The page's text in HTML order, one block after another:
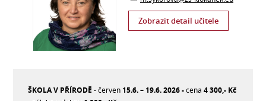
Zobrazit detail učitele
ŠKOLA V PŘÍRODĚ - červen 15.6. – 19.6. 2026 -cena4 300,- Kč